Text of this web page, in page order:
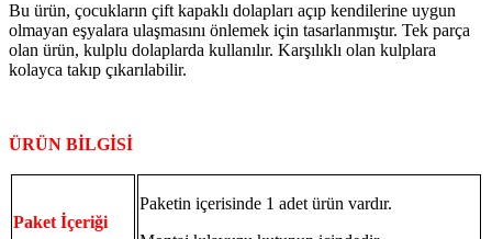
Bu ürün, çocukların çift kapaklı dolapları açıp kendilerine uygun
olmayan eşyalara ulaşmasını önlemek için tasarlanmıştır. Tek parça
olan ürün, kulplu dolaplarda kullanılır. Karşılıklı olan kulplara
kolayca takıp çıkarılabilir.
ÜRÜN BİLGİSİ
Paket İçeriği
Paketin içerisinde 1 adet ürün vardır.